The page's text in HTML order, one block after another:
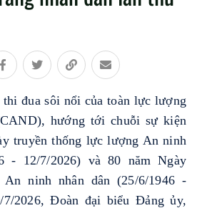
đua sôi nổi của toàn lực lượng
hướng tới chuỗi sự kiện
truyền thống lực lượng An ninh
- 12/7/2026) và 80 năm Ngày
ninh nhân dân (25/6/1946 -
7/2026, Đoàn đại biểu Đảng ủy,